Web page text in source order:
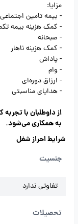
مزایا:
- بیمه تامین اجتماعی
- کمک هزینه بیمه
- صبحانه
- کمک هزینه ناهار
- پاداش
- وام
- ارزاق دوره‌ای
- هدایای مناسبتی
از داوطلبان با
به همکاری می‌شود.
شرایط احراز شغل
جنسیت
تفاوتی ندارد
تحصیلات